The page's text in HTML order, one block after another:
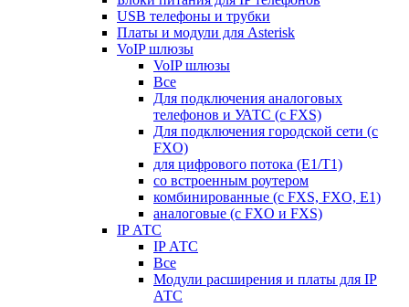
USB телефоны и трубки
Платы и модули для Asterisk
VoIP шлюзы
VoIP шлюзы
Все
Для подключения аналоговых
телефонов и УАТС (с FXS)
Для подключения городской сети (с
FXO)
для цифрового потока (E1/T1)
со встроенным роутером
комбинированные (c FXS, FXO, E1)
аналоговые (с FXO и FXS)
IP АТС
IP АТС
Все
Модули расширения и платы для IP
АТС